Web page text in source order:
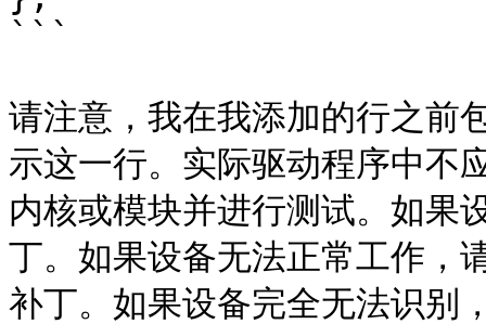
```
请注意，我在我添加的行之前
示这一行。实际驱动程序中不
内核或模块并进行测试。如果
丁。如果设备无法正常工作，
补丁。如果设备完全无法识别